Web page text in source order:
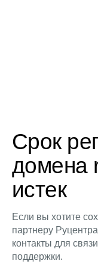
Срок
домена
истек
Если вы хотите
партнеру
контакты для
поддержки.